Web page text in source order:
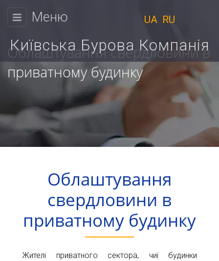
КИЇВСЬКА
КОМПАНІЯ
Фізичним
особам
Юридичним
особам
Розрахунок
вартості
Карта
глибин
працюємо
Чт.
Пт.
Нд.
Меню
Київська Бурова Компанія
UA RU
Облаштування свердловини в
приватному будинку
Облаштування
свердловини в
приватному будинку
Жителі приватного сектора, чиї будинки